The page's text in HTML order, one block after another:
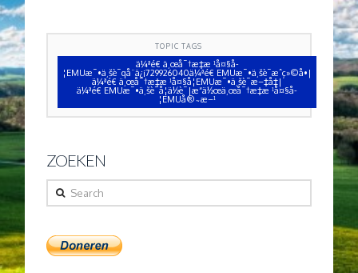
TOPIC TAGS
ä¼ªé€ ä¸œå¯†æ­‡æ ¹å¤§å­
¦EMUæ¯•ä¸šè¯qå¨ä¿¡729926040ä¼ªé€ EMUæ¯•ä¸šè¯æˆç»©å•|
ä¼ªé€ ä¸œå¯†æ­‡æ ¹å¤§å­¦EMUæ¯•ä¸šè¯æ–‡å‡­|
ä¼ªé€ EMUæ¯•ä¸šè¯å­¦ä½è¯|æ“ä½œä¸œå¯†æ­‡æ ¹å¤§å­
¦EMUå®˜æ–¹
ZOEKEN
Search